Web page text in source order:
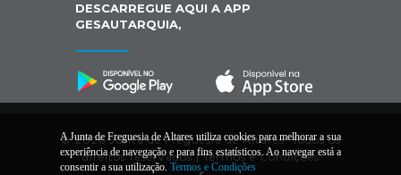
DESCARREGUE AQUI A APP
GESAUTARQUIA,
© 2026 Junta de Freguesia de Altares. Todos os
direitos reservados |Termos e Condições
A Junta de Freguesia de Altares utiliza cookies para melhorar a sua
experiência de navegação e para fins estatísticos. Ao navegar está a
consentir a sua utilização. Termos e Condições